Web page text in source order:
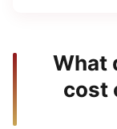
What
cost